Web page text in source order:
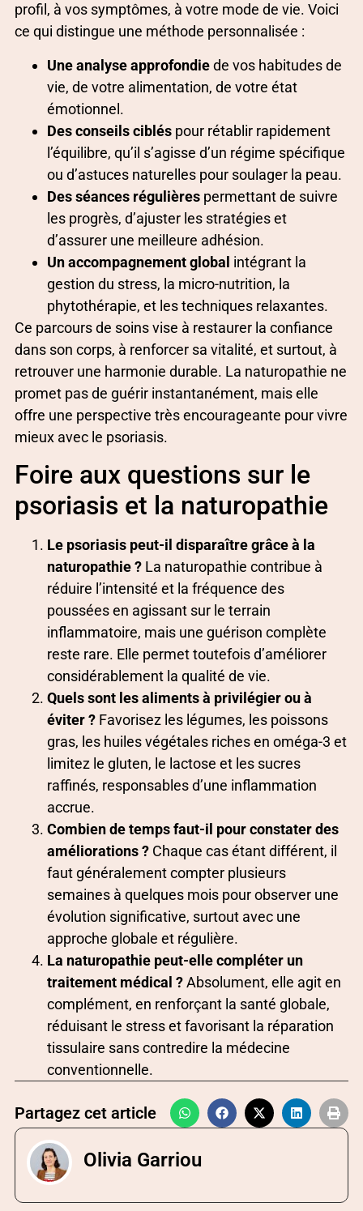
profil, à vos symptômes, à votre mode de vie. Voici
ce qui distingue une méthode personnalisée :
Une analyse approfondiede vos habitudes de
vie, de votre alimentation, de votre état
émotionnel.
Des conseils ciblés pour rétablir rapidement
l’équilibre, qu’il s’agisse d’un régime spécifique
ou d’astuces naturelles pour soulager la peau.
Des séances régulières permettant de suivre
les progrès, d’ajuster les stratégies et
d’assurer une meilleure adhésion.
Un accompagnement global intégrant la
gestion du stress, la micro-nutrition, la
phytothérapie, et les techniques relaxantes.
Ce parcours de soins vise à restaurer la confiance
dans son corps, à renforcer sa vitalité, et surtout, à
retrouver une harmonie durable. La naturopathie ne
promet pas de guérir instantanément, mais elle
offre une perspective très encourageante pour vivre
mieux avec le psoriasis.
Foire aux questions sur le
psoriasis et la naturopathie
Le psoriasis peut-il disparaître grâce à la
naturopathie ? La naturopathie contribue à
réduire l’intensité et la fréquence des
poussées en agissant sur le terrain
inflammatoire, mais une guérison complète
reste rare. Elle permet toutefois d’améliorer
considérablement la qualité de vie.
Quels sont les aliments à privilégier ou à
éviter ? Favorisez les légumes, les poissons
gras, les huiles végétales riches en oméga-3 et
limitez le gluten, le lactose et les sucres
raffinés, responsables d’une inflammation
accrue.
Combien de temps faut-il pour constater des
améliorations ? Chaque cas étant différent, il
faut généralement compter plusieurs
semaines à quelques mois pour observer une
évolution significative, surtout avec une
approche globale et régulière.
La naturopathie peut-elle compléter un
traitement médical ?Absolument, elle agit en
complément, en renforçant la santé globale,
réduisant le stress et favorisant la réparation
tissulaire sans contredire la médecine
conventionnelle.
Partagez cet article
Olivia Garriou